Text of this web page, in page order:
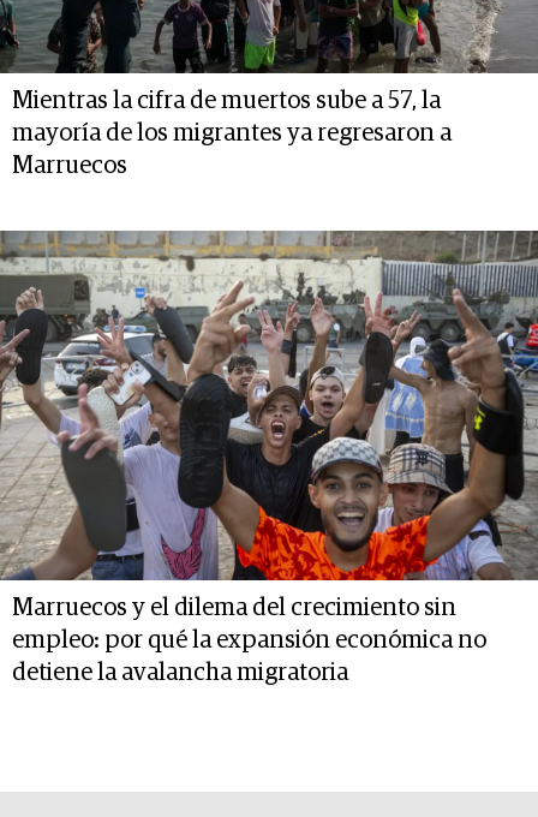
Mientras la cifra de muertos sube a 57, la
mayoría de los migrantes ya regresaron a
Marruecos
Marruecos y el dilema del crecimiento sin
empleo: por qué la expansión económica no
detiene la avalancha migratoria